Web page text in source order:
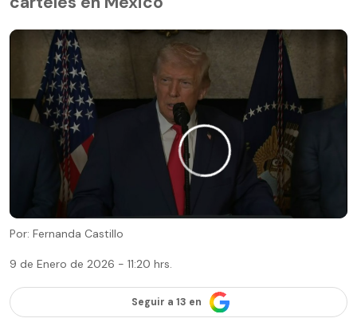
Por: Fernanda Castillo
9 de Enero de 2026 - 11:20 hrs.
Seguir a 13 en